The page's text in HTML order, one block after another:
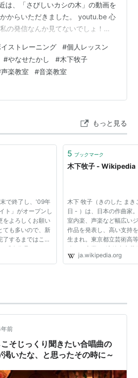
は、「さびしいカシの木」の動画を
からいただきました。 youtu.be 心
の発信なんか見てないでしょ！と
つつ、反応いただけて嬉しいです
いろで、曲にまつわる思い出を話
れば、歌の技術的な部分に触れて
た。 私は歌う側なので、どうして
ることが多いのですが、聴いてく
イストレーニング #個人レッスン
#やなせたかし #木下牧子
声楽教室 #音楽教室
もっと見る
で終了し、'09年
ト」がオープンし
をよろしくお願い
ても多いので、新
するまではこち
「全作品リス
などは引越に時
5 ブックマーク
木下牧子 - Wikipedia
木下 牧子（きのした ま
日 - ）は、日本の作曲家
室内楽、声楽など幅広い
作品を発表し、高い支持
生まれ。東京都立芸術高
攻）を卒業、1浪後東京
学し、同大学卒業、同大
ja.wikipedia.org
前
そじっくり聞きたい合唱曲の
いたな、と思ったその時に～